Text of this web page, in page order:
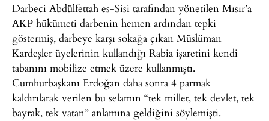
Darbeci Abdülfettah es-Sisi tarafından yönetilen Mısır’a
AKP hükümeti darbenin hemen ardından tepki
göstermiş, darbeye karşı sokağa çıkan Müslüman
Kardeşler üyelerinin kullandığı Rabia işaretini kendi
tabanını mobilize etmek üzere kullanmıştı.
Cumhurbaşkanı Erdoğan daha sonra 4 parmak
kaldırılarak verilen bu selamın “tek millet, tek devlet, tek
bayrak, tek vatan” anlamına geldiğini söylemişti.